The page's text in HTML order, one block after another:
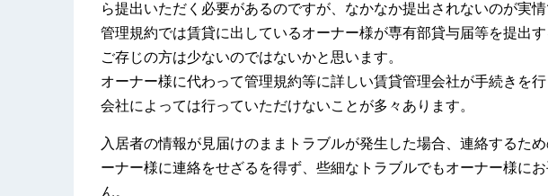
ら提出いただく必要があるのですが、なかなか提出されないのが実情
管理規約では賃貸に出しているオーナー様が専有部貸与届等を提出
ご存じの方は少ないのではないかと思います。
オーナー様に代わって管理規約等に詳しい賃貸管理会社が手続きを
会社によっては行っていただけないことが多々あります。
入居者の情報が見届けのままトラブルが発生した場合、連絡するた
ーナー様に連絡をせざるを得ず、些細なトラブルでもオーナー様に
ん。